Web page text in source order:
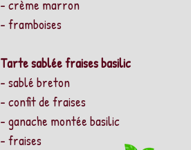
- crème marron
- framboises
Tarte sablée fraises basilic
- sablé breton
- confit de fraises
- ganache montée basilic
- fraises